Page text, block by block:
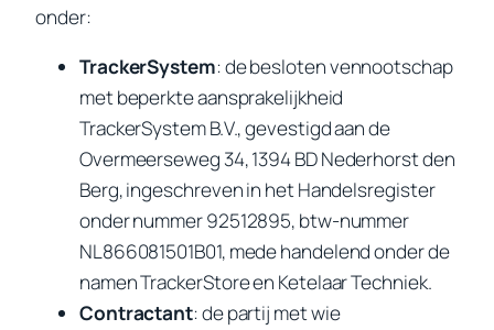
onder:
TrackerSystem: de besloten vennootschap
met beperkte aansprakelijkheid
TrackerSystem B.V., gevestigd aan de
Overmeerseweg 34, 1394 BD Nederhorst den
Berg, ingeschreven in het Handelsregister
onder nummer 92512895, btw-nummer
NL866081501B01, mede handelend onder de
namen TrackerStore en Ketelaar Techniek.
Contractant: de partij met wie